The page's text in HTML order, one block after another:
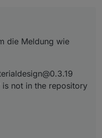
die Meldung wie
not in the repository